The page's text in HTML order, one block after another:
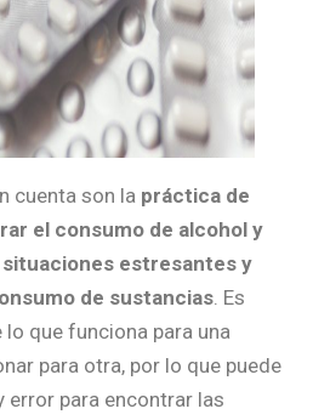
cuenta son la práctica de
el consumo de alcohol y
estresantes y
de sustancias. Es
que funciona para una
para otra, por lo que puede
error para encontrar las